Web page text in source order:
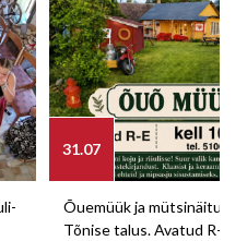
31.07
Õuemüük ja mütsinäitus
Tõnise talus. Avatud R-E